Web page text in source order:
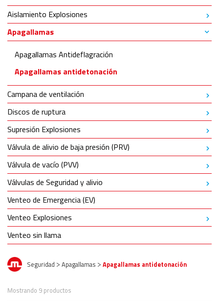
Aislamiento Explosiones
Apagallamas
Apagallamas Antideflagración
Apagallamas antidetonación
Campana de ventilación
Discos de ruptura
Supresión Explosiones
Válvula de alivio de baja presión (PRV)
Válvula de vacío (PVV)
Válvulas de Seguridad y alivio
Venteo de Emergencia (EV)
Venteo Explosiones
Venteo sin llama
Seguridad > Apagallamas > Apagallamas antidetonación
Mostrando 9 productos